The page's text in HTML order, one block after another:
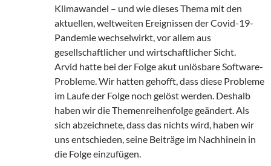
Klimawandel – und wie dieses Thema mit den
aktuellen, weltweiten Ereignissen der Covid-19-
Pandemie wechselwirkt, vor allem aus
gesellschaftlicher und wirtschaftlicher Sicht.
Arvid hatte bei der Folge akut unlösbare Software-
Probleme. Wir hatten gehofft, dass diese Probleme
im Laufe der Folge noch gelöst werden. Deshalb
haben wir die Themenreihenfolge geändert. Als
sich abzeichnete, dass das nichts wird, haben wir
uns entschieden, seine Beiträge im Nachhinein in
die Folge einzufügen.